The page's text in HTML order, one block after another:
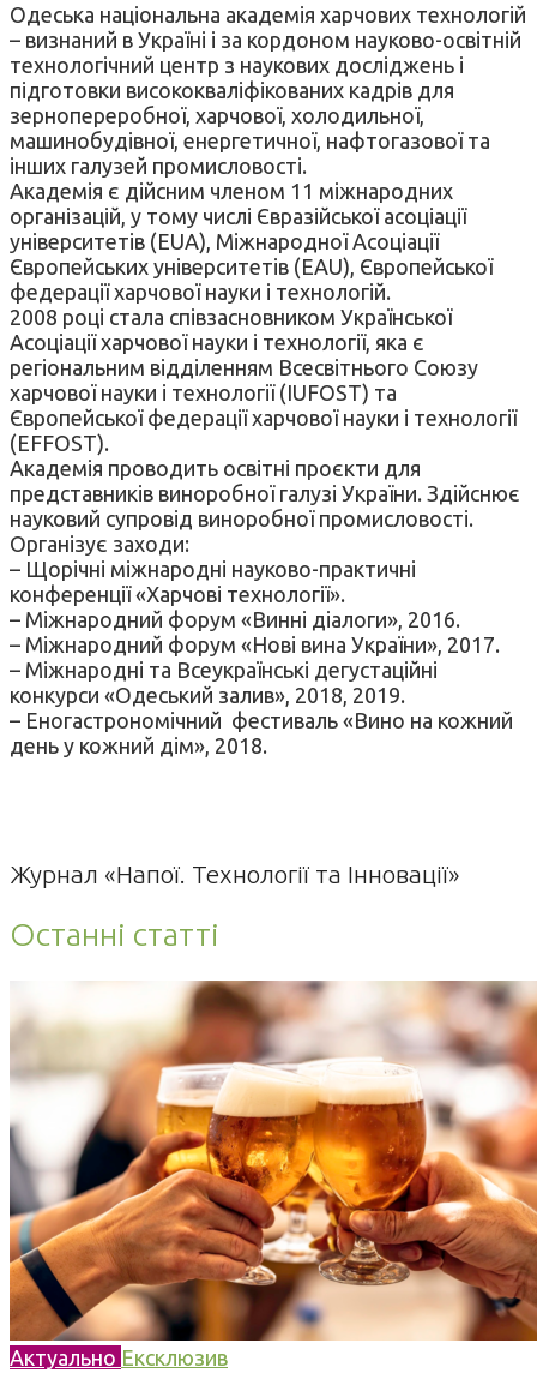
Одеська національна академія харчових технологій
– визнаний в Україні і за кордоном науково-освітній
технологічний центр з наукових досліджень і
підготовки висококваліфікованих кадрів для
зернопереробної, харчової, холодильної,
машинобудівної, енергетичної, нафтогазової та
інших галузей промисловості.
Академія є дійсним членом 11 міжнародних
організацій, у тому числі Євразійської асоціації
університетів (EUA), Міжнародної Асоціації
Європейських університетів (EAU), Європейської
федерації харчової науки і технологій.
2008 році стала співзасновником Української
Асоціації харчової науки і технології, яка є
регіональним відділенням Всесвітнього Союзу
харчової науки і технології (IUFOST) та
Європейської федерації харчової науки і технології
(EFFOST).
Академія проводить освітні проєкти для
представників виноробної галузі України. Здійснює
науковий супровід виноробної промисловості.
Організує заходи:
– Щорічні міжнародні науково-практичні
конференції «Харчові технології».
– Міжнародний форум «Винні діалоги», 2016.
– Міжнародний форум «Нові вина України», 2017.
– Міжнародні та Всеукраїнські дегустаційні
конкурси «Одеський залив», 2018, 2019.
– Еногастрономічний фестиваль «Вино на кожний
день у кожний дім», 2018.
Журнал «Напої. Технології та Інновації»
Останні статті
Актуально Ексклюзив